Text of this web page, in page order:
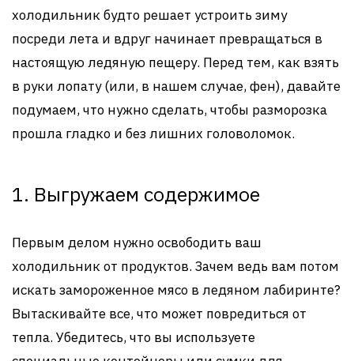
холодильник будто решает устроить зиму
посреди лета и вдруг начинает превращаться в
настоящую ледяную пещеру. Перед тем, как взять
в руки лопату (или, в нашем случае, фен), давайте
подумаем, что нужно сделать, чтобы разморозка
прошла гладко и без лишних головоломок.
1. Выгружаем содержимое
Первым делом нужно освободить ваш
холодильник от продуктов. Зачем ведь вам потом
искать замороженное мясо в ледяном лабиринте?
Вытаскивайте все, что может повредиться от
тепла. Убедитесь, что вы используете